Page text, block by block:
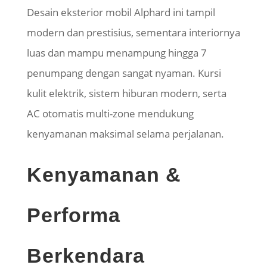
Desain eksterior mobil Alphard ini tampil
modern dan prestisius, sementara interiornya
luas dan mampu menampung hingga 7
penumpang dengan sangat nyaman. Kursi
kulit elektrik, sistem hiburan modern, serta
AC otomatis multi-zone mendukung
kenyamanan maksimal selama perjalanan.
Kenyamanan &
Performa
Berkendara